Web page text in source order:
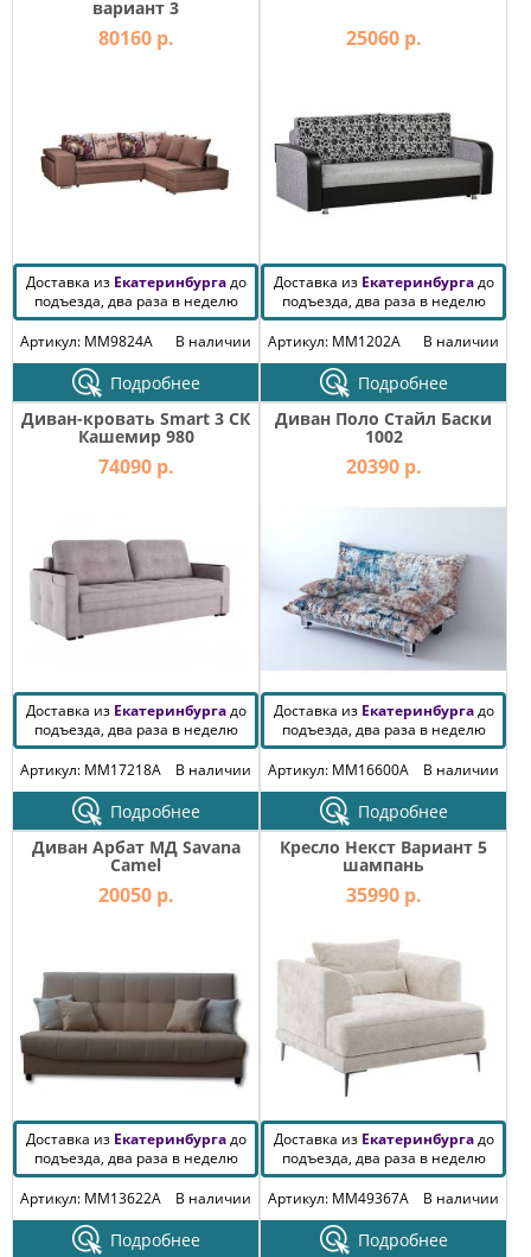
вариант 3
80160 р.
Доставка из Екатеринбургадо
подъезда, два раза в неделю
Артикул: MM9824A
В наличии
Подробнее
25060 р.
Доставка из Екатеринбургадо
подъезда, два раза в неделю
Артикул: MM1202A
В наличии
Подробнее
Диван-кровать Smart 3 СК
Кашемир 980
74090 р.
Доставка из Екатеринбургадо
подъезда, два раза в неделю
Артикул: MM17218A
В наличии
Подробнее
Диван Поло Стайл Баски
1002
20390 р.
Доставка из Екатеринбургадо
подъезда, два раза в неделю
Артикул: MM16600A
В наличии
Подробнее
Диван Арбат МД Savana
Camel
20050 р.
Доставка из Екатеринбургадо
подъезда, два раза в неделю
Артикул: MM13622A
В наличии
Подробнее
Кресло Некст Вариант 5
шампань
35990 р.
Доставка из Екатеринбургадо
подъезда, два раза в неделю
Артикул: MM49367A
В наличии
Подробнее